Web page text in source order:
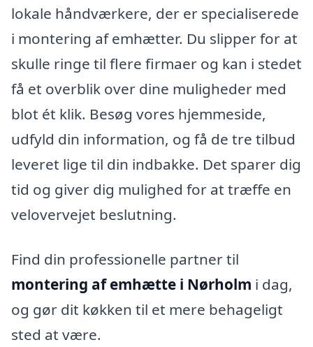
lokale håndværkere, der er specialiserede
i montering af emhætter. Du slipper for at
skulle ringe til flere firmaer og kan i stedet
få et overblik over dine muligheder med
blot ét klik. Besøg vores hjemmeside,
udfyld din information, og få de tre tilbud
leveret lige til din indbakke. Det sparer dig
tid og giver dig mulighed for at træffe en
velovervejet beslutning.
Find din professionelle partner til
montering af emhætte i Nørholm i dag,
og gør dit køkken til et mere behageligt
sted at være.